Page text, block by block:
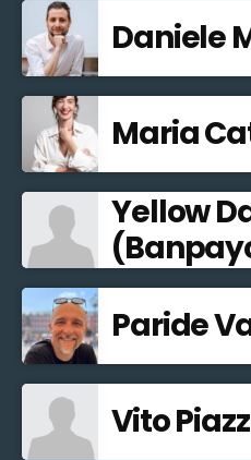
Daniele
Maria
Yellow
Paride
Vito